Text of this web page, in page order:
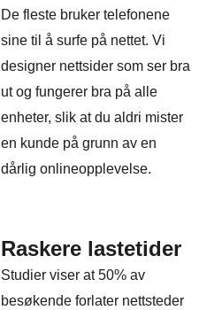
De fleste bruker telefonene
sine til å surfe på nettet. Vi
designer nettsider som ser bra
ut og fungerer bra på alle
enheter, slik at du aldri mister
en kunde på grunn av en
dårlig onlineopplevelse.
Raskere lastetider
Studier viser at 50% av
besøkende forlater nettsteder